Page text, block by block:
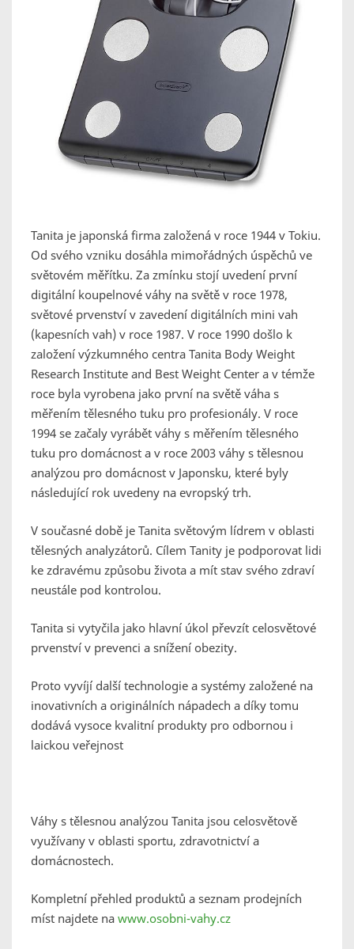
Tanita je japonská firma založená v roce 1944 v Tokiu.
Od svého vzniku dosáhla mimořádných úspěchů ve
světovém měřítku. Za zmínku stojí uvedení první
digitální koupelnové váhy na světě v roce 1978,
světové prvenství v zavedení digitálních mini vah
(kapesních vah) v roce 1987. V roce 1990 došlo k
založení výzkumného centra Tanita Body Weight
Research Institute and Best Weight Center a v témže
roce byla vyrobena jako první na světě váha s
měřením tělesného tuku pro profesionály. V roce
1994 se začaly vyrábět váhy s měřením tělesného
tuku pro domácnost a v roce 2003 váhy s tělesnou
analýzou pro domácnost v Japonsku, které byly
následující rok uvedeny na evropský trh.
V současné době je Tanita světovým lídrem v oblasti
tělesných analyzátorů. Cílem Tanity je podporovat lidi
ke zdravému způsobu života a mít stav svého zdraví
neustále pod kontrolou.
Tanita si vytyčila jako hlavní úkol převzít celosvětové
prvenství v prevenci a snížení obezity.
Proto vyvíjí další technologie a systémy založené na
inovativních a originálních nápadech a díky tomu
dodává vysoce kvalitní produkty pro odbornou i
laickou veřejnost
Váhy s tělesnou analýzou Tanita jsou celosvětově
využívany v oblasti sportu, zdravotnictví a
domácnostech.
Kompletní přehled produktů a seznam prodejních
míst najdete na www.osobni-vahy.cz